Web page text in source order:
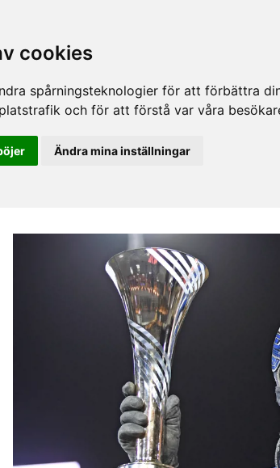
cookies
spårningsteknologier för att förbättra
och för att förstå var våra
Ändra mina inställningar